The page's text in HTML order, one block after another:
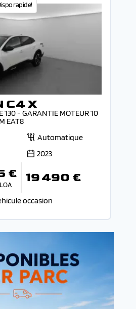
rapide!
C4 X
130 - GARANTIE MOTEUR 10
EAT8
Automatique
2023
€ 19 490 €
occasion